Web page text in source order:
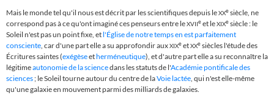
Mais le monde tel qu'il nous est décrit par les scientifiques depuis leXXesiècle, ne
correspond pas à ce qu'ont imaginé ces penseurs entre leXVIIeet leXIXesiècle : le
Soleil n'est pas un point fixe, et l'Église de notre temps en est parfaitement
consciente, car d'une part elle a su approfondir auxXIXeetXXesiècles l'étude des
Écritures saintes (exégèseetherméneutique), et d'autre part elle a su reconnaître la
légitimeautonomie de la sciencedans les statuts de l'Académie pontificale des
sciences; le Soleil tourne autour du centre de laVoie lactée, qui n'est elle-même
qu'une galaxie en mouvement parmi des milliards de galaxies.